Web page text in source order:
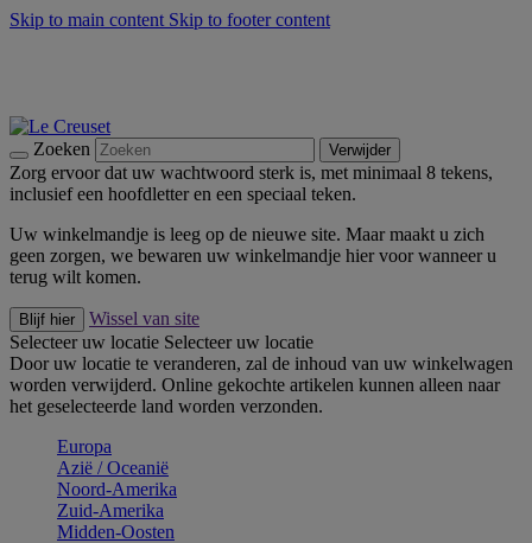
Skip to main content Skip to footer content
Zoeken Verwijder
Zorg ervoor dat uw wachtwoord sterk is, met minimaal 8 tekens,
inclusief een hoofdletter en een speciaal teken.
Uw winkelmandje is leeg op de nieuwe site. Maar maakt u zich
geen zorgen, we bewaren uw winkelmandje hier voor wanneer u
terug wilt komen.
Blijf hier
Wissel van site
Selecteer uw locatie Selecteer uw locatie
Door uw locatie te veranderen, zal de inhoud van uw winkelwagen
worden verwijderd. Online gekochte artikelen kunnen alleen naar
het geselecteerde land worden verzonden.
Europa
Aziё / Oceaniё
Noord-Amerika
Zuid-Amerika
Midden-Oosten